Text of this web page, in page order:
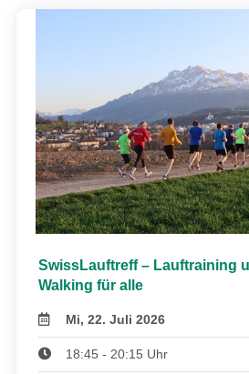
SwissLauftreff – Lauftraining
Walking für alle
Mi, 22. Juli 2026
18:45 - 20:15 Uhr